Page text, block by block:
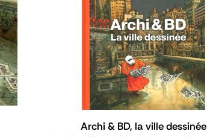
Archi & BD, la ville dessinée